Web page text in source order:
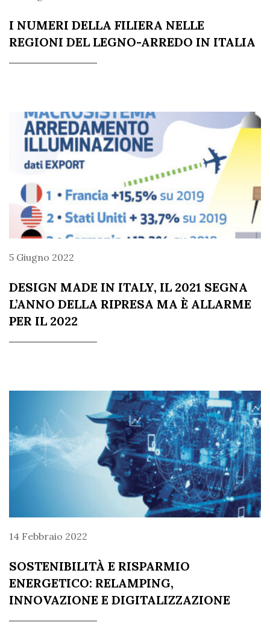
I NUMERI DELLA FILIERA NELLE
REGIONI DEL LEGNO-ARREDO IN ITALIA
5 Giugno 2022
DESIGN MADE IN ITALY, IL 2021 SEGNA
L’ANNO DELLA RIPRESA MA È ALLARME
PER IL 2022
14 Febbraio 2022
SOSTENIBILITÀ E RISPARMIO
ENERGETICO: RELAMPING,
INNOVAZIONE E DIGITALIZZAZIONE